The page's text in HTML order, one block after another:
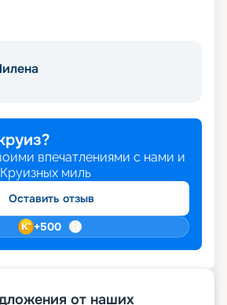
впечатлениями с нами и
Круизных миль
Оставить отзыв
+500
от наших